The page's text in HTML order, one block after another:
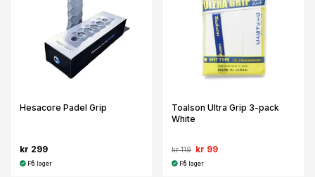
Hesacore Padel Grip
kr 299
På lager
Toalson Ultra Grip 3-pack
White
kr 119 kr 99
På lager